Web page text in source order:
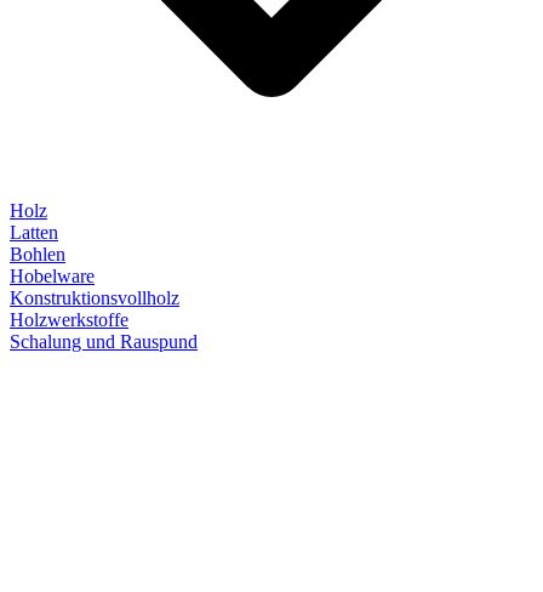
Holz
Latten
Bohlen
Hobelware
Konstruktionsvollholz
Holzwerkstoffe
Schalung und Rauspund